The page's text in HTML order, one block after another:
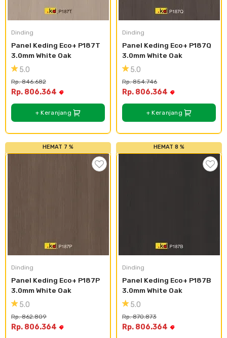
Dinding
Panel Keding Eco+ P187T
3.0mm White Oak
5.0
Rp. 846.682
Rp. 806.364
+ Keranjang
Dinding
Panel Keding Eco+ P187Q
3.0mm White Oak
5.0
Rp. 854.746
Rp. 806.364
+ Keranjang
HEMAT 7 %
Dinding
Panel Keding Eco+ P187P
3.0mm White Oak
5.0
Rp. 862.809
Rp. 806.364
HEMAT 8 %
Dinding
Panel Keding Eco+ P187B
3.0mm White Oak
5.0
Rp. 870.873
Rp. 806.364